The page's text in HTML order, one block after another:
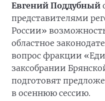
Евгений Поддубный
представителями
России»
областное
вопрос фракции
заксобрании
подготовят
в осеннюю сессию.